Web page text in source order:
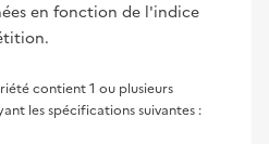
en fonction de l'indice
contient 1 ou plusieurs
les spécifications suivantes :